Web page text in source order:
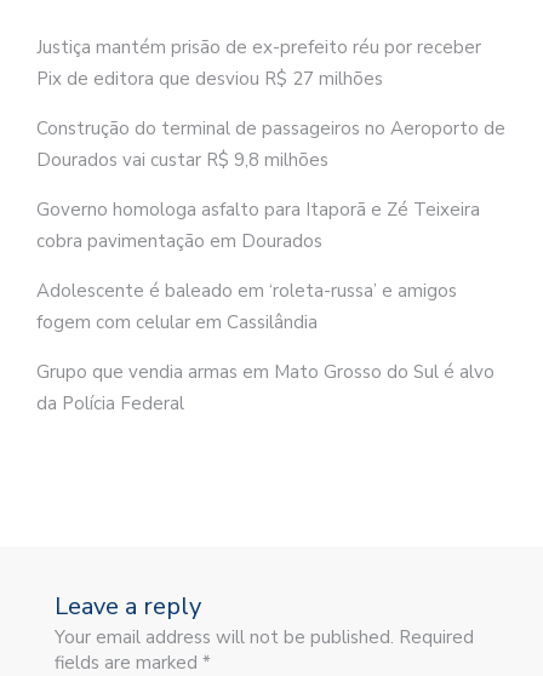
Justiça mantém prisão de ex-prefeito réu por receber
Pix de editora que desviou R$ 27 milhões
Construção do terminal de passageiros no Aeroporto de
Dourados vai custar R$ 9,8 milhões
Governo homologa asfalto para Itaporã e Zé Teixeira
cobra pavimentação em Dourados
Adolescente é baleado em ‘roleta-russa’ e amigos
fogem com celular em Cassilândia
Grupo que vendia armas em Mato Grosso do Sul é alvo
da Polícia Federal
Leave a reply
Your email address will not be published. Required
fields are marked *